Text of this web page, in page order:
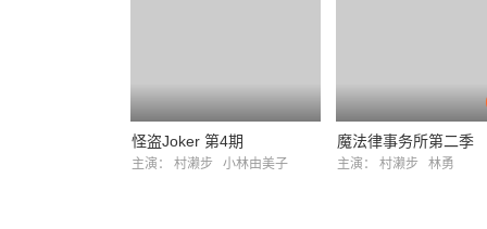
怪盗Joker 第4期
主演： 村濑步 小林由美子
魔法律事务所第二季
主演： 村濑步 林勇